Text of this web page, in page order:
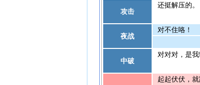
攻击
还挺解压的。
夜战
对不住咯！
中破
对对对，是我
起起伏伏，